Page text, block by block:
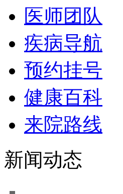
医师团队
疾病导航
预约挂号
健康百科
来院路线
新闻动态